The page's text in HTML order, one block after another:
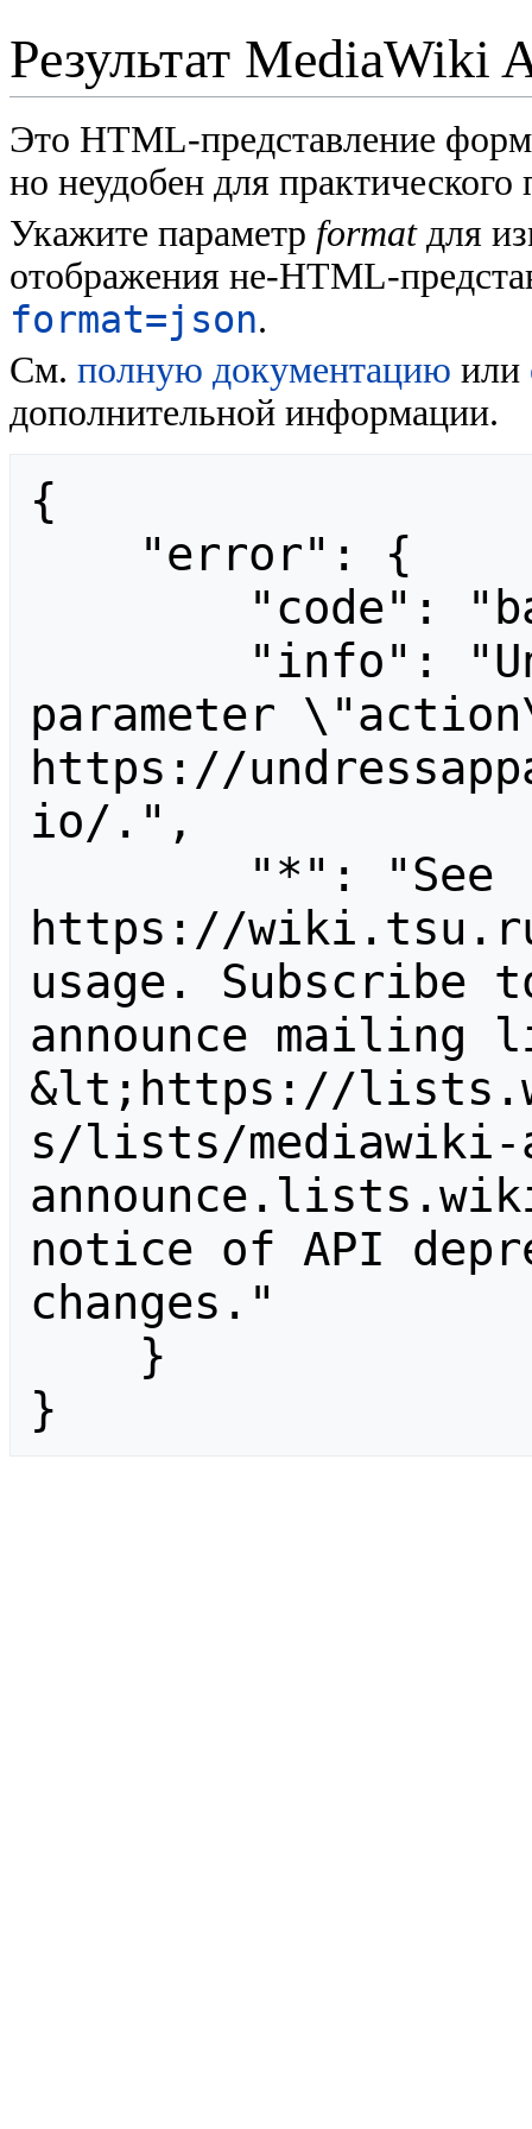
Результат MediaWiki
Это HTML-представление
но неудобен для
Укажите параметр formatдля
отображения не-HTML-
format=json.
См. полную документацию или
дополнительной информации.
{
parameter
https://
io/.",
https://
usage. Subscribe
announce
&lt;https://
s/lists/
notice of API
changes."
}